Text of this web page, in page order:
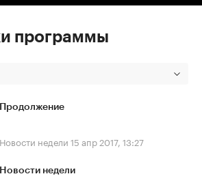
программы
Продолжение
Новости недели 15 апр 2017, 13:27
Новости недели